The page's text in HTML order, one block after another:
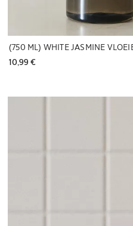
10,99 €
Afbeelding gewijzigd naar 1 van 5